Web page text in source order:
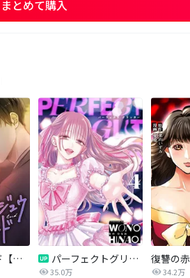
まとめて購入
シンジュウエンド【タテヨミ】 パーフェクトグリッター
35.0万 34.2万